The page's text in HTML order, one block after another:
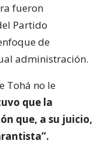
fueron
Partido
de
administración.
Tohá no le
que la
que, a su juicio,